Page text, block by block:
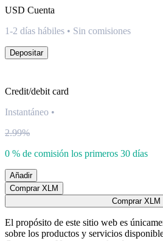
USD Cuenta
1-2 días hábiles • Sin comisiones
Depositar
Credit/debit card
Instantáneo •
2.99%
0 % de comisión los primeros 30 días
Añadir
Comprar XLM
Comprar XLM
El propósito de este sitio web es
sobre los productos y servicios